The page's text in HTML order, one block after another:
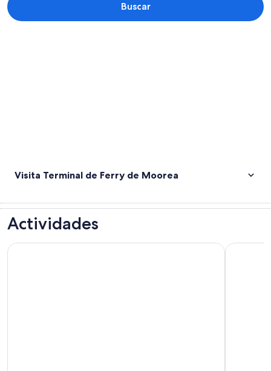
Buscar
Visita Terminal de Ferry de Moorea
Actividades
Tour de esnórquel en la laguna de 3 horas - Tour Paseo en